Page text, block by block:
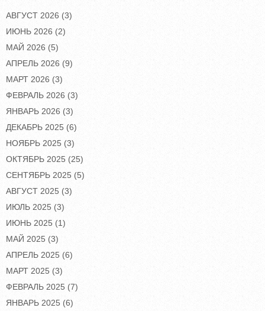
АВГУСТ 2026 (3)
ИЮНЬ 2026 (2)
МАЙ 2026 (5)
АПРЕЛЬ 2026 (9)
МАРТ 2026 (3)
ФЕВРАЛЬ 2026 (3)
ЯНВАРЬ 2026 (3)
ДЕКАБРЬ 2025 (6)
НОЯБРЬ 2025 (3)
ОКТЯБРЬ 2025 (25)
СЕНТЯБРЬ 2025 (5)
АВГУСТ 2025 (3)
ИЮЛЬ 2025 (3)
ИЮНЬ 2025 (1)
МАЙ 2025 (3)
АПРЕЛЬ 2025 (6)
МАРТ 2025 (3)
ФЕВРАЛЬ 2025 (7)
ЯНВАРЬ 2025 (6)